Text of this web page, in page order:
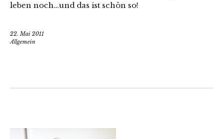
leben noch…und das ist schön so!
22. Mai 2011
Allgemein